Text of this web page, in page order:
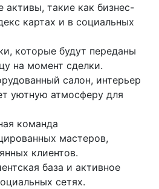
активы, такие как бизнес-
картах и в социальных
которые будут переданы
на момент сделки.
салон, интерьер
уютную атмосферу для
команда
мастеров,
клиентов.
база и активное
сетях.